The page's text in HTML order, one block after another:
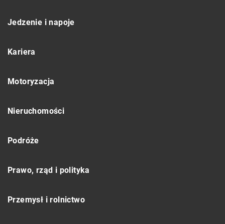
Jedzenie i napoje
Kariera
Motoryzacja
Nieruchomości
Podróże
Prawo, rząd i polityka
Przemysł i rolnictwo